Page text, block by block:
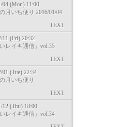
04 (Mon) 11:00
月いち便り 2016/01/04
TEXT
11 (Fri) 20:32
いレイキ通信」vol.35
TEXT
01 (Tue) 22:34
月いち便り
TEXT
12 (Thu) 18:00
いレイキ通信」vol.34